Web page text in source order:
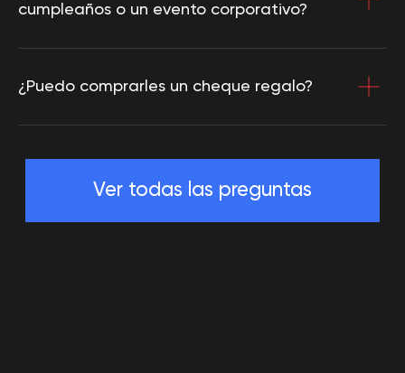
cumpleaños o un evento corporativo?
¿Puedo comprarles un cheque regalo?